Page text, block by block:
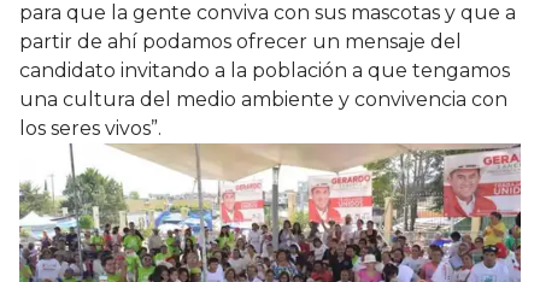
para que la gente conviva con sus mascotas y que a
partir de ahí podamos ofrecer un mensaje del
candidato invitando a la población a que tengamos
una cultura del medio ambiente y convivencia con
los seres vivos”.